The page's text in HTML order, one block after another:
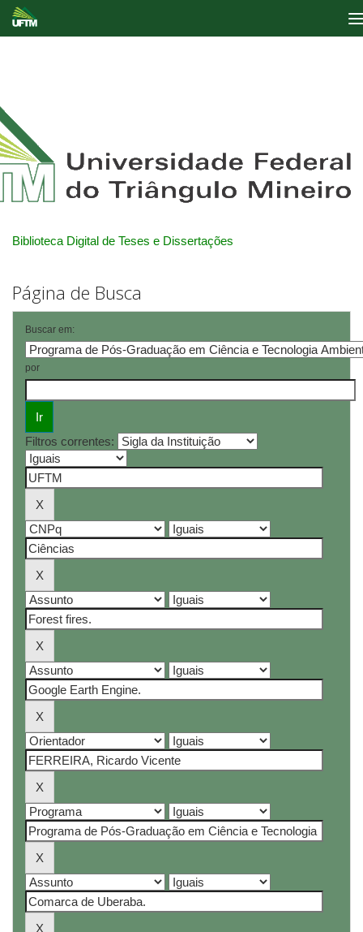
Biblioteca Digital de Teses e Dissertações
Página de Busca
Buscar em:
por
Filtros correntes: